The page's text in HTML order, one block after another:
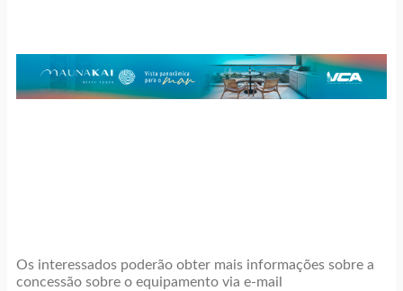
Os interessados poderão obter mais informações sobre a
concessão sobre o equipamento via e-mail